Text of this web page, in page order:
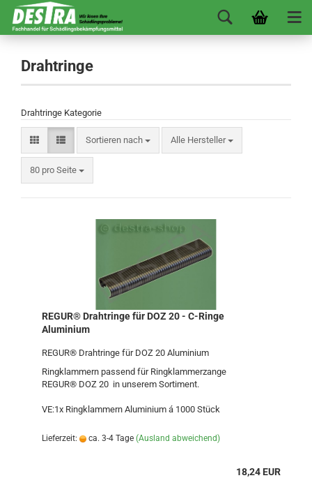
Drahtringe
Drahtringe Kategorie
Sortieren nach Alle Hersteller
80 pro Seite
REGUR® Drahtringe für DOZ 20 - C-Ringe
Aluminium
REGUR® Drahtringe für DOZ 20 Aluminium
Ringklammern passend für Ringklammerzange
REGUR® DOZ 20 in unserem Sortiment.
VE:1x Ringklammern Aluminium á 1000 Stück
Lieferzeit: ca. 3-4 Tage (Ausland abweichend)
18,24 EUR